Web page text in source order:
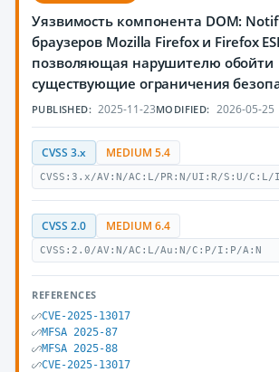
Уязвимость компонента DOM:
браузеров Mozilla Firefox и Firefox
позволяющая нарушителю обойти
существующие ограничения
PUBLISHED: 2025-11-23MODIFIED: 2026-05-25
CVSS 3.x MEDIUM 5.4
CVSS:3.x/AV:N/AC:L/PR:N/UI:R/S:U/
CVSS 2.0 MEDIUM 6.4
CVSS:2.0/AV:N/AC:L/Au:N/C:P/I:P/A:N
REFERENCES
CVE-2025-13017
MFSA 2025-87
MFSA 2025-88
CVE-2025-13017